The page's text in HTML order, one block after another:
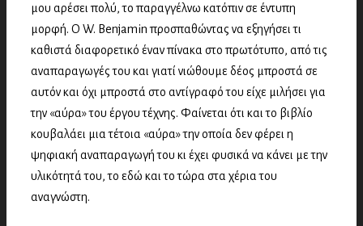
μου αρέσει πολύ, το παραγγέλνω κατόπιν σε έντυπη
μορφή. Ο W. Benjamin προσπαθώντας να εξηγήσει τι
καθιστά διαφορετικό έναν πίνακα στο πρωτότυπο, από τις
αναπαραγωγές του και γιατί νιώθουμε δέος μπροστά σε
αυτόν και όχι μπροστά στο αντίγραφό του είχε μιλήσει για
την «αύρα» του έργου τέχνης. Φαίνεται ότι και το βιβλίο
κουβαλάει μια τέτοια «αύρα» την οποία δεν φέρει η
ψηφιακή αναπαραγωγή του κι έχει φυσικά να κάνει με την
υλικότητά του, το εδώ και το τώρα στα χέρια του
αναγνώστη.